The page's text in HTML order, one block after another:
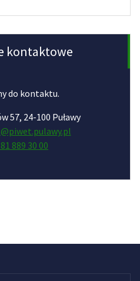
kontaktowe
do kontaktu.
57, 24-100 Puławy
889 30 00